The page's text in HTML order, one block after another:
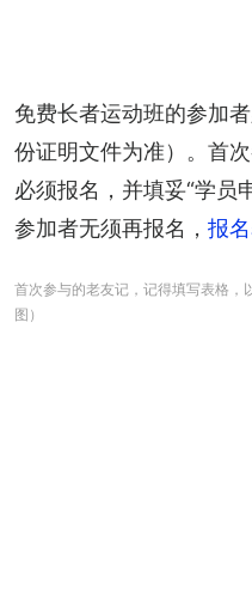
免费长者运动班的参加
份证明文件为准）。首
必须报名，并填妥“学员
参加者无须再报名， 报
首次参与的老友记，记得填写表格，
图）